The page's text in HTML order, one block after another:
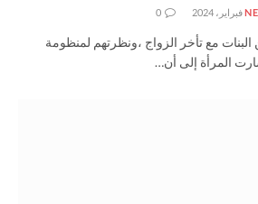
0
البنات مع تأخر الزواج ،ونظرتهم لمنظومة
المرأة إلى أن…